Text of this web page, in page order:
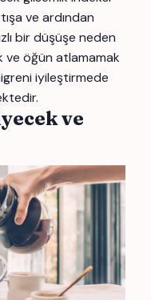
ve ardından
bir düşüşe neden
ve öğün atlamamak
iyileştirmede
ve